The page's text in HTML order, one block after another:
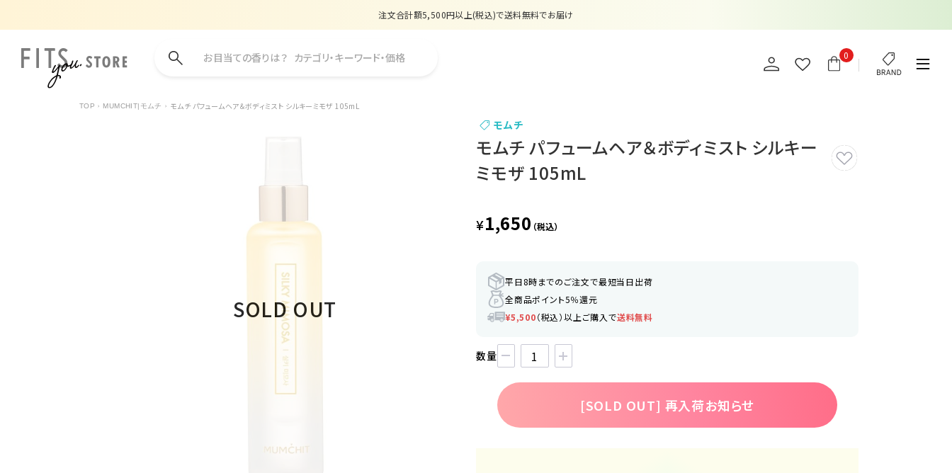
注文合計額5,500円以上(税込)で送料無料でお届け
【数量限定】購入金額6,000円(税込)以上で香水サンプルプレゼント
注文合計額5,500円以上(税込)で送料無料でお届け
0
お目当ての香りは？ カテゴリ・キーワード・価格
TOP MUMCHIT|モムチ モムチ パフュームヘア＆ボディミスト シルキーミモザ 105mL
モムチ
モムチ パフュームヘア＆ボディミスト シルキー
ミモザ 105mL
¥1,650 （税込）
平日8時までのご注文で最短当日出荷
全商品ポイント5％還元
¥5,500（税込）以上ご購入で送料無料
数量
[SOLD OUT] 再入荷お知らせ